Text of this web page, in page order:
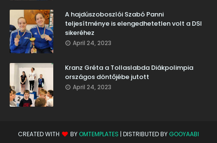
A hajdúszoboszlói Szabó Panni
teljesítménye is elengedhetetlen volt a DSI
sikeréhez
April 24, 2023
Kranz Gréta a Tollaslabda Diákpolimpia
országos döntőjébe jutott
April 24, 2023
CREATED WITH BY OMTEMPLATES | DISTRIBUTED BY GOOYAABI